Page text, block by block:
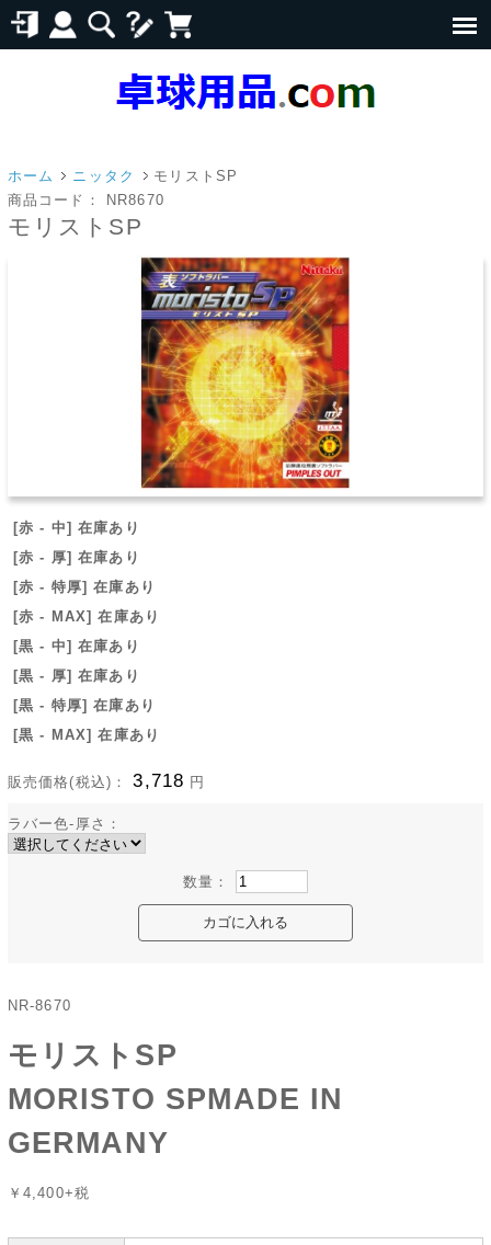
ホーム ニッタク
モリストSP
商品コード：
NR8670
モリストSP
[赤 - 中] 在庫あり
[赤 - 厚] 在庫あり
[赤 - 特厚] 在庫あり
[赤 - MAX] 在庫あり
[黒 - 中] 在庫あり
[黒 - 厚] 在庫あり
[黒 - 特厚] 在庫あり
[黒 - MAX] 在庫あり
販売価格(税込)： 3,718 円
ラバー色-厚さ：
数量：
NR-8670
モリストSP
MORISTO SPMADE IN
GERMANY
￥4,400+税